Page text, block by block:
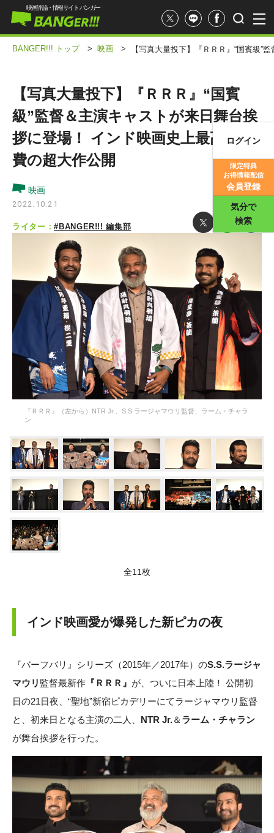
映画評論・情報サイト バンガー
ログイン
限定特典
お得情報配信
会員登録
気分で
検索
BANGER!!! トップ > 映画 > 【写真大量投下】『ＲＲＲ』“国賓級”
【写真大量投下】『ＲＲＲ』“国賓
級”監督＆主演キャストが来日舞台挨
拶に登場！ インド映画史上最高製作
費の超大作公開
映画
2022.10.21
ライター：#BANGER!!! 編集部
『ＲＲＲ』（左から）NTR Jr.、S.S.ラージャマウリ監督、ラーム・チャラ
ン
全11枚
インド映画愛が爆発した新ピカの夜
『バーフバリ』シリーズ（2015年／2017年）のS.S.ラージャ
マウリ 監督最新作 『ＲＲＲ』 が、ついに日本上陸！ 公開初
日の21日夜、“聖地”新宿ピカデリーにてラージャマウリ監督
と、初来日となる主演の二人、 NTR Jr.＆ ラーム・チャラン
が舞台挨拶を行った。